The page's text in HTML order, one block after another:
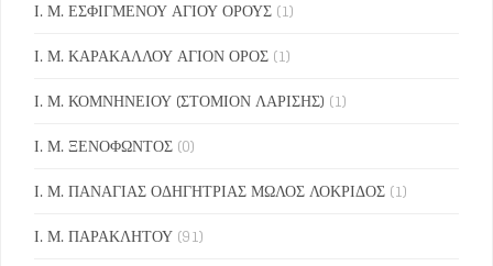
Ι. Μ. ΕΣΦΙΓΜΕΝΟΥ ΑΓΙΟΥ ΟΡΟΥΣ (1)
Ι. Μ. ΚΑΡΑΚΑΛΛΟΥ ΑΓΙΟΝ ΟΡΟΣ (1)
Ι. Μ. ΚΟΜΝΗΝΕΙΟΥ (ΣΤΟΜΙΟΝ ΛΑΡΙΣΗΣ) (1)
Ι. Μ. ΞΕΝΟΦΩΝΤΟΣ (0)
Ι. Μ. ΠΑΝΑΓΙΑΣ ΟΔΗΓΗΤΡΙΑΣ ΜΩΛΟΣ ΛΟΚΡΙΔΟΣ (1)
Ι. Μ. ΠΑΡΑΚΛΗΤΟΥ (91)